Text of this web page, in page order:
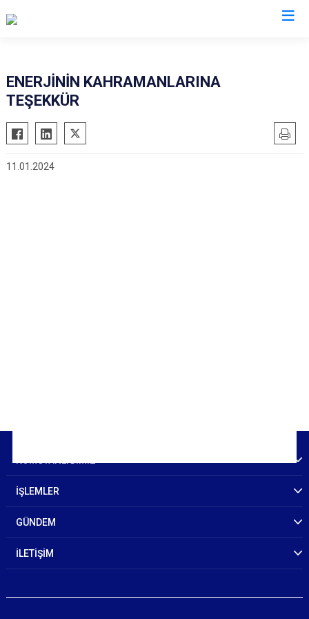
ENERJİNİN KAHRAMANLARINA
TEŞEKKÜR
11.01.2024
İŞLEMLER
GÜNDEM
İLETİŞİM